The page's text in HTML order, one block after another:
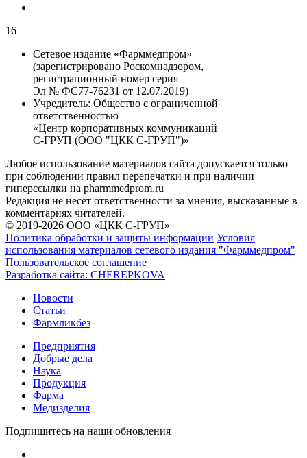
16
Сетевое издание «Фарммедпром»
(зарегистрировано Роскомнадзором,
регистрационный номер серия
Эл № ФС77-76231 от 12.07.2019)
Учредитель: Общество с ограниченной
ответственностью
«Центр корпоративных коммуникаций
С-ГРУП (ООО "ЦКК С-ГРУП")»
Любое использование материалов сайта допускается только
при соблюдении правил перепечатки и при наличии
гиперссылки на pharmmedprom.ru
Редакция не несет ответственности за мнения, высказанные в
комментариях читателей.
© 2019-2026 ООО «ЦКК С-ГРУП»
Политика обработки и защиты информации Условия
использования материалов сетевого издания "Фарммедпром"
Пользовательское соглашение
Разработка сайта: CHEREPKOVA
Новости
Статьи
Фармликбез
Предприятия
Добрые дела
Наука
Продукция
Фарма
Медизделия
Подпишитесь на наши обновления